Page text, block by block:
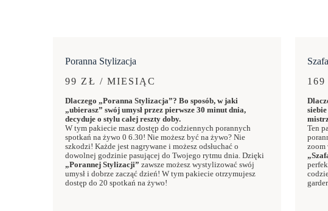
Poranna Stylizacja
99 ZŁ / MIESIĄC
Dlaczego „Poranna Stylizacja”? Bo sposób, w jaki
„ubierasz” swój umysł przez pierwsze 30 minut dnia,
decyduje o stylu całej reszty doby.
W tym pakiecie masz dostęp do codziennych porannych
spotkań na żywo 0 6.30! Nie możesz być na żywo? Nie
szkodzi! Każde jest nagrywane i możesz odsłuchać o
dowolnej godzinie pasującej do Twojego rytmu dnia. Dzięki
„Porannej Stylizacji” zawsze możesz wystylizować swój
umysł i dobrze zacząć dzień! W tym pakiecie otrzymujesz
dostęp do 20 spotkań na żywo!
Ten
zoom